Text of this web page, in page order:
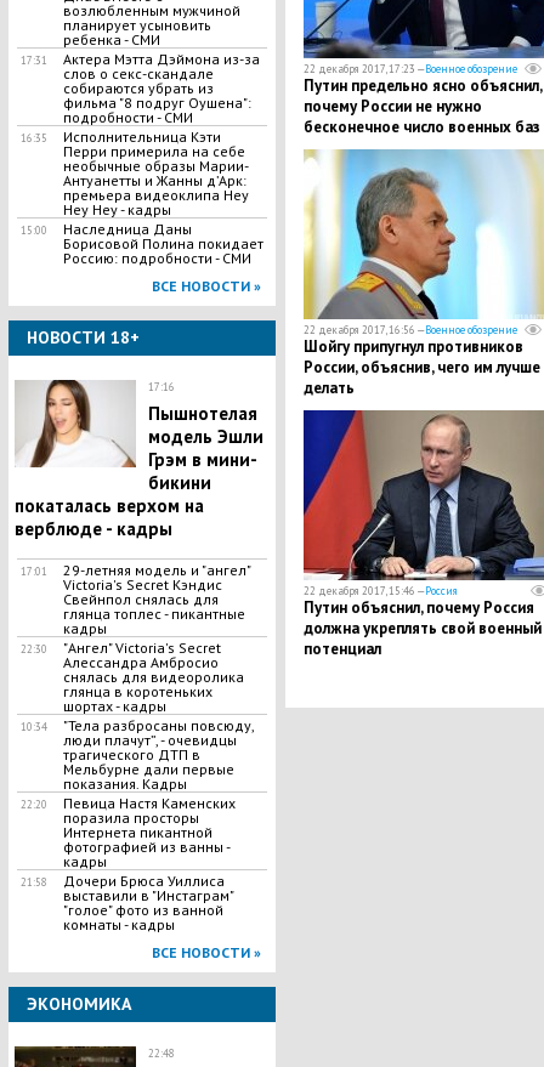
возлюбленным мужчиной
планирует усыновить
ребенка - СМИ
17:31
Актера Мэтта Дэймона из-за
слов о секс-скандале
собираются убрать из
фильма "8 подруг Оушена":
подробности - СМИ
16:35
Исполнительница Кэти
Перри примерила на себе
необычные образы Марии-
Антуанетты и Жанны д’Арк:
премьера видеоклипа Hey
Hey Hey - кадры
15:00
Наследница Даны
Борисовой Полина покидает
Россию: подробности - СМИ
ВСЕ НОВОСТИ »
НОВОСТИ 18+
17:16
Пышнотелая
модель Эшли
Грэм в мини-
бикини
покаталась верхом на
верблюде - кадры
17:01
29-летняя модель и "ангел"
Victoria's Secret Кэндис
Свейнпол снялась для
глянца топлес - пикантные
кадры
22:30
"Ангел" Victoria's Secret
Алессандра Амбросио
снялась для видеоролика
глянца в коротеньких
шортах - кадры
10:34
"Тела разбросаны повсюду,
люди плачут”, - очевидцы
трагического ДТП в
Мельбурне дали первые
показания. Кадры
22:20
Певица Настя Каменских
поразила просторы
Интернета пикантной
фотографией из ванны -
кадры
21:58
Дочери Брюса Уиллиса
выставили в "Инстаграм"
"голое" фото из ванной
комнаты - кадры
ВСЕ НОВОСТИ »
ЭКОНОМИКА
22:48
22 декабря 2017, 17:23 —Военное обозрение
Путин предельно ясно объяснил,
почему России не нужно
бесконечное число военных баз
всему миру
22 декабря 2017, 16:56 —Военное обозрение
Шойгу припугнул противников
России, объяснив, чего им лучше
делать
22 декабря 2017, 15:46 —Россия
Путин объяснил, почему Россия
должна укреплять свой военный
потенциал